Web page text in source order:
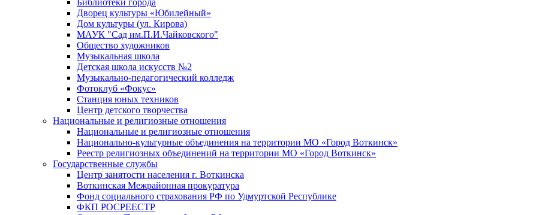
Библиотеки города
Дворец культуры «Юбилейный»
Дом культуры (ул. Кирова)
МАУК "Сад им.П.И.Чайковского"
Общество художников
Музыкальная школа
Детская школа искусств №2
Музыкально-педагогический колледж
Фотоклуб «Фокус»
Станция юных техников
Центр детского творчества
Национальные и религиозные отношения
Национальные и религиозные отношения
Национально-культурные объединения на территории МО «Город Воткинск»
Реестр религиозных объединений на территории МО «Город Воткинск»
Государственные службы
Центр занятости населения г. Воткинска
Воткинская Межрайонная прокуратура
Фонд социального страхования РФ по Удмуртской Республике
ФКП РОСРЕЕСТР